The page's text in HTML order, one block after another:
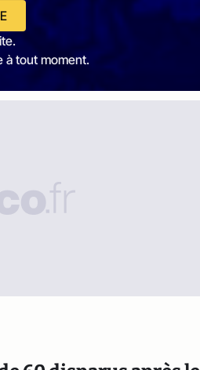
à tout moment.